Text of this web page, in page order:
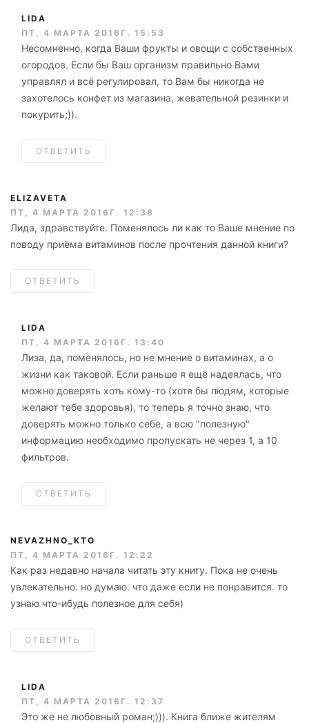
LIDA
ПТ, 4 МАРТА 2016Г. 15:53
Несомненно, когда Ваши фрукты и овощи с собственных
огородов. Если бы Ваш организм правильно Вами
управлял и всё регулировал, то Вам бы никогда не
захотелось конфет из магазина, жевательной резинки и
покурить;)).
ОТВЕТИТЬ
ELIZAVETA
ПТ, 4 МАРТА 2016Г. 12:38
Лида, здравствуйте. Поменялось ли как то Ваше мнение по
поводу приёма витаминов после прочтения данной книги?
ОТВЕТИТЬ
LIDA
ПТ, 4 МАРТА 2016Г. 13:40
Лиза, да, поменялось, но не мнение о витаминах, а о
жизни как таковой. Если раньше я ещё надеялась, что
можно доверять хоть кому-то (хотя бы людям, которые
желают тебе здоровья), то теперь я точно знаю, что
доверять можно только себе, а всю "полезную"
информацию необходимо пропускать не через 1, а 10
фильтров.
ОТВЕТИТЬ
NEVAZHNO_KTO
ПТ, 4 МАРТА 2016Г. 12:22
Как раз недавно начала читать эту книгу. Пока не очень
увлекательно. но думаю. что даже если не понравится. то
узнаю что-ибудь полезное для себя)
ОТВЕТИТЬ
LIDA
ПТ, 4 МАРТА 2016Г. 12:37
Это же не любовный роман;))). Книга ближе жителям